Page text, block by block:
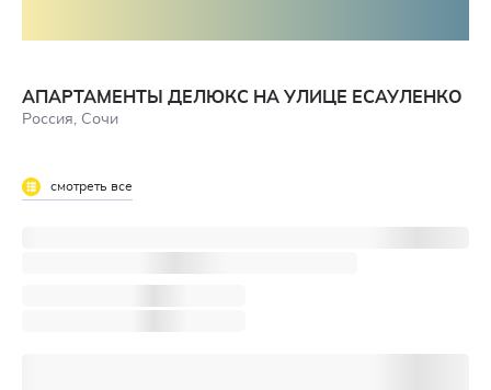
АПАРТАМЕНТЫ ДЕЛЮКС НА УЛИЦЕ ЕСАУЛЕНКО
Россия, Сочи
смотреть все